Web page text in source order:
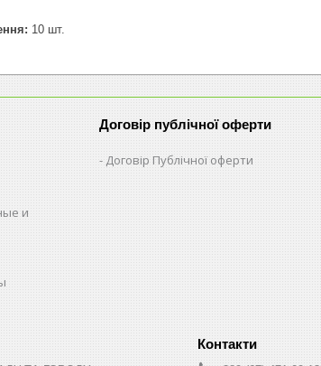
10 шт.
и
Договір публічної оферти
Договір Публічної оферти